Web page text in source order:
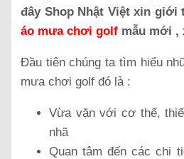
đây Shop Nhật Việt xin giới
áo mưa chơi golf mẫu mới ,
Đầu tiên chúng ta tìm hiểu
mưa chơi golf đó là :
Vừa vặn với cơ thể,
nhã
Quan tâm đến các chi